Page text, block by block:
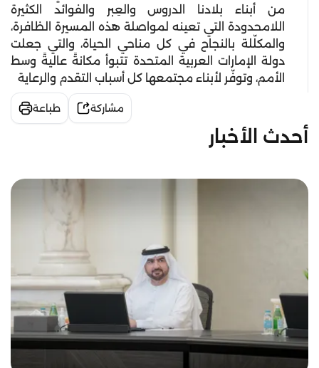
من أبناء بلادنا الدروس والعِبر والفوائد الكثيرة
اللامحدودة التي تعينه لمواصلة هذه المسيرة الظافرة،
والمكلّلة بالنجاح في كل مناحي الحياة، والتي جعلت
دولة الإمارات العربية المتحدة تتبوأ مكانةً عاليةً وسط
الأمم، وتوفّر لأبناء مجتمعها كل أسباب التقدم والرعاية
مشاركة طباعة
أحدث الأخبار